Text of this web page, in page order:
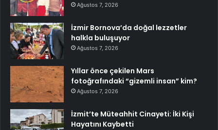
Ağustos 7, 2026
İzmir Bornova’da doğal lezzetler
halkla buluşuyor
Ağustos 7, 2026
Yıllar önce çekilen Mars
fotoğrafındaki “gizemli insan” kim?
Ağustos 7, 2026
İzmit’te Müteahhit Cinayeti: İki Kişi
Hayatını Kaybetti